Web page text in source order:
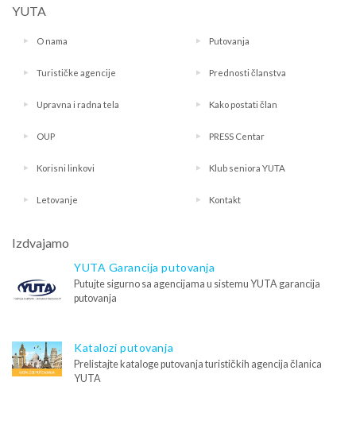
YUTA
O nama Putovanja
Turističke agencije Prednosti članstva
Upravna i radna tela Kako postati član
OUP PRESS Centar
Korisni linkovi Klub seniora YUTA
Letovanje Kontakt
Izdvajamo
YUTA Garancija putovanja
Putujte sigurno sa agencijama u sistemu YUTA garancija
putovanja
Katalozi putovanja
Prelistajte kataloge putovanja turističkih agencija članica
YUTA